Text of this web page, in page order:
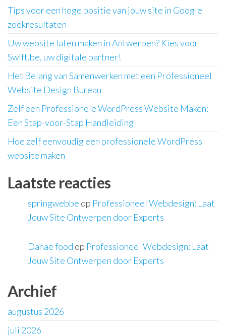
Tips voor een hoge positie van jouw site in Google
zoekresultaten
Uw website laten maken in Antwerpen? Kies voor
Swift.be, uw digitale partner!
Het Belang van Samenwerken met een Professioneel
Website Design Bureau
Zelf een Professionele WordPress Website Maken:
Een Stap-voor-Stap Handleiding
Hoe zelf eenvoudig een professionele WordPress
website maken
Laatste reacties
springwebbe op Professioneel Webdesign: Laat
Jouw Site Ontwerpen door Experts
Danae food op Professioneel Webdesign: Laat
Jouw Site Ontwerpen door Experts
Archief
augustus 2026
juli 2026